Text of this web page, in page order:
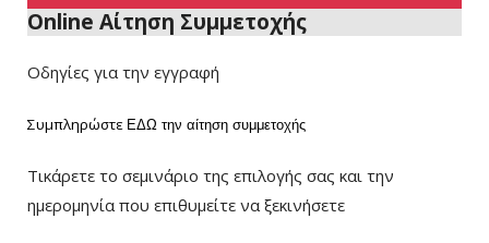
Online Αίτηση Συμμετοχής
Οδηγίες για την εγγραφή
Συμπληρώστε ΕΔΩ την αίτηση συμμετοχής
Τικάρετε το σεμινάριο της επιλογής σας και την
ημερομηνία που επιθυμείτε να ξεκινήσετε